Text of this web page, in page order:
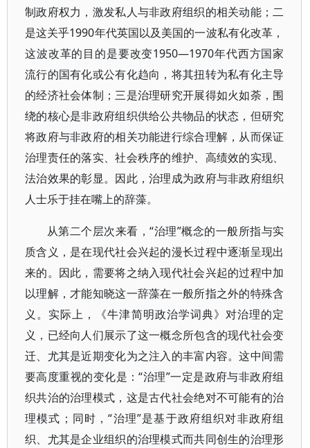
制政府权力，激发私人与非政府组织的相关动能；二
是这关乎1990年代英国以及美国的一波私有化改革，
这波改革的目的是要改变1950—1970年代西方国家
流行的国有化或公有化趋向，将其扭转为私有化主导
的经济社会体制；三是治理研究开展得如火如荼，围
绕的核心是非政府组织供给公共物品的状态，但研究
将政府与非政府的相关功能进行综合理解，从而保证
治理责任的落实、社会秩序的维护、高绩效的实现、
法治效果的彰显。因此，治理成为政府与非政府组织
人士乐于挂在嘴上的辞藻。
从第二个层次来看，“治理”概念的一般所指与实
质含义，是在现代社会兴起的漫长过程中逐渐呈现出
来的。因此，需要将之纳入现代社会兴起的过程中加
以理解，才能知晓这一辞藻在一般所指之外的特殊含
义。实际上，《牛津简明政治学词典》对治理的定
义，已经向人们展示了这一概念所包含的现代社会变
迁、尤其是近期变化为之注入的丰富内容。这中间需
要高度重视的变化是：“治理”一定是政府与非政府组
织共治的治理模式，这是古代社会绝对不可能有的治
理模式；同时，“治理”是基于政府组织对非政府组
织、尤其是企业组织的治理模式而共同创生的治理形